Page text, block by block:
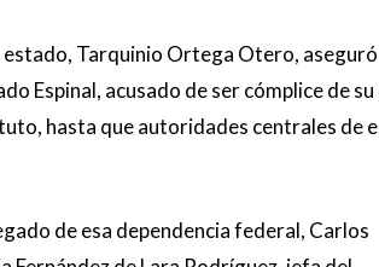
estado, Tarquinio Ortega Otero,
Espinal, acusado de ser cómplice de su
hasta que autoridades centrales de
de esa dependencia federal, Carlos